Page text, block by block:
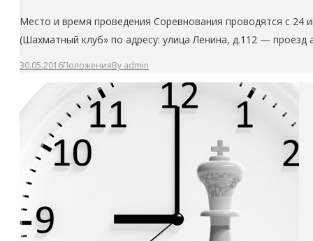
Место и время проведения Соревнования проводятся с
(Шахматный клуб» по адресу: улица Ленина, д.112 —
30.05.2016ПоложенияBy admin